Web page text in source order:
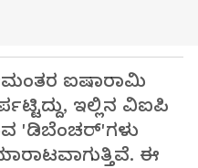
ಐಷಾರಾಮಿ
ಇಲ್ಲಿನ ವಿಐಪಿ
'ಡಿಬೆಂಚರ್‌'ಗಳು
ಈ